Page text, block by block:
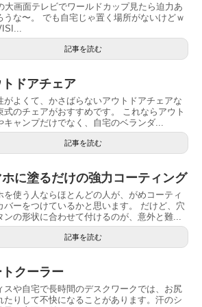
大画面テレビでワールドカップ見たら迫力あ
うな〜。 でも自宅じゃ置く場所がないけどｗ
記事を読む
ドアチェア
がよくて、かさばらないアウトドアチェアな
式のチェアがおすすめです。 これならアウト
キャンプだけでなく、自宅のベランダ...
記事を読む
ホに塗るだけの強力コーティング
を使う人ならほとんどの人が、がめコーティ
バーをつけているかと思います。 だけど、穴
ンの形状に合わせて付けるのが、意外と難...
記事を読む
トクーラー
スや自宅で長時間のデスクワークでは、お尻
たりして不快になることがあります。汗のシ